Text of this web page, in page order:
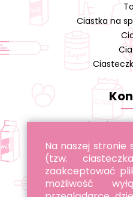
Ciastka na
Cukiernia A.
tel.
tel.
Na naszej stronie
(tzw.
zaakceptować
możliwość